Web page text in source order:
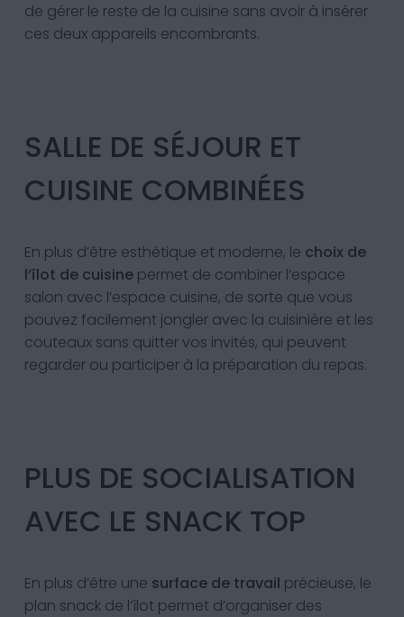
de gérer le reste de la cuisine sans avoir à insérer
ces deux appareils encombrants.
SALLE DE SÉJOUR ET
CUISINE COMBINÉES
En plus d’être esthétique et moderne, le choix de
l’îlot de cuisine permet de combiner l’espace
salon avec l’espace cuisine, de sorte que vous
pouvez facilement jongler avec la cuisinière et les
couteaux sans quitter vos invités, qui peuvent
regarder ou participer à la préparation du repas.
PLUS DE SOCIALISATION
AVEC LE SNACK TOP
En plus d’être une surface de travail précieuse, le
plan snack de l’îlot permet d’organiser des